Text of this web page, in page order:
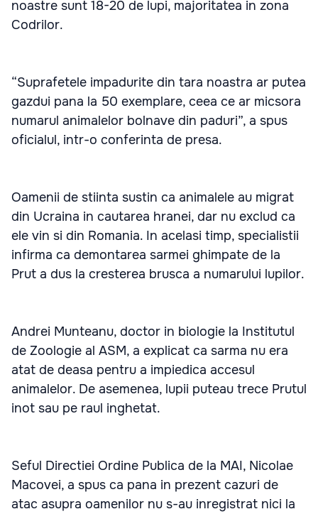
noastre sunt 18-20 de lupi, majoritatea in zona
Codrilor.
“Suprafetele impadurite din tara noastra ar putea
gazdui pana la 50 exemplare, ceea ce ar micsora
numarul animalelor bolnave din paduri”, a spus
oficialul, intr-o conferinta de presa.
Oamenii de stiinta sustin ca animalele au migrat
din Ucraina in cautarea hranei, dar nu exclud ca
ele vin si din Romania. In acelasi timp, specialistii
infirma ca demontarea sarmei ghimpate de la
Prut a dus la cresterea brusca a numarului lupilor.
Andrei Munteanu, doctor in biologie la Institutul
de Zoologie al ASM, a explicat ca sarma nu era
atat de deasa pentru a impiedica accesul
animalelor. De asemenea, lupii puteau trece Prutul
inot sau pe raul inghetat.
Seful Directiei Ordine Publica de la MAI, Nicolae
Macovei, a spus ca pana in prezent cazuri de
atac asupra oamenilor nu s-au inregistrat nici la